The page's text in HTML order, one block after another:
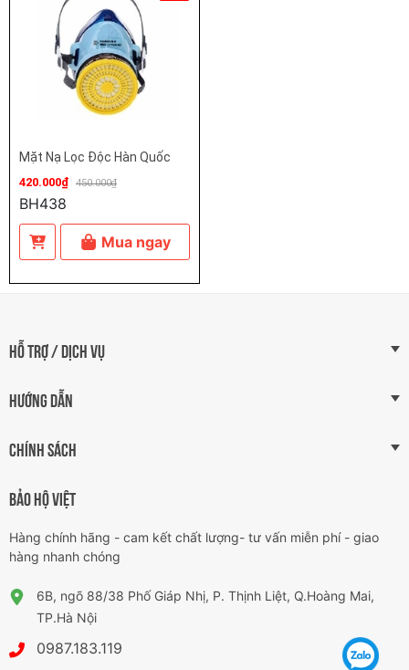
Mặt Nạ Lọc Độc Hàn Quốc
420.000₫ 450.000₫
BH438
Mua ngay
HỖ TRỢ / DỊCH VỤ
HƯỚNG DẪN
CHÍNH SÁCH
BẢO HỘ VIỆT
Hàng chính hãng - cam kết chất lượng- tư vấn miễn phí - giao
hàng nhanh chóng
6B, ngõ 88/38 Phố Giáp Nhị, P. Thịnh Liệt, Q.Hoàng Mai,
TP.Hà Nội
0987.183.119